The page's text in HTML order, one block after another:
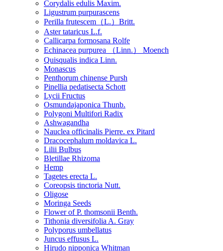
Corydalis edulis Maxim.
Ligustrum purpurascens
Perilla frutescem（L.）Britt.
Aster tataricus L.f.
Callicarpa formosana Rolfe
Echinacea purpurea （Linn.） Moench
Quisqualis indica Linn.
Monascus
Penthorum chinense Pursh
Pinellia pedatisecta Schott
Lycii Fructus
Osmundajaponica Thunb.
Polygoni Multifori Radix
Ashwagandha
Nauclea officinalis Pierre. ex Pitard
Dracocephalum moldavica L.
Lilii Bulbus
Bletillae Rhizoma
Hemp
Tagetes erecta L.
Coreopsis tinctoria Nutt.
Oligose
Moringa Seeds
Flower of P. thomsonii Benth.
Tithonia diversifolia A. Gray
Polyporus umbellatus
Juncus effusus L.
Hirudo nipponica Whitman